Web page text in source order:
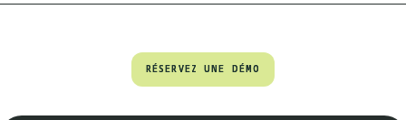
RÉSERVEZ UNE DÉMO
RÉSERVEZ UNE DÉMO